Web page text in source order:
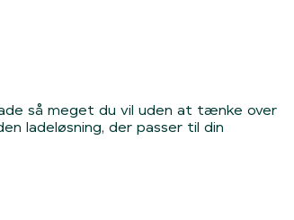
så meget du vil uden at tænke over
ladeløsning, der passer til din